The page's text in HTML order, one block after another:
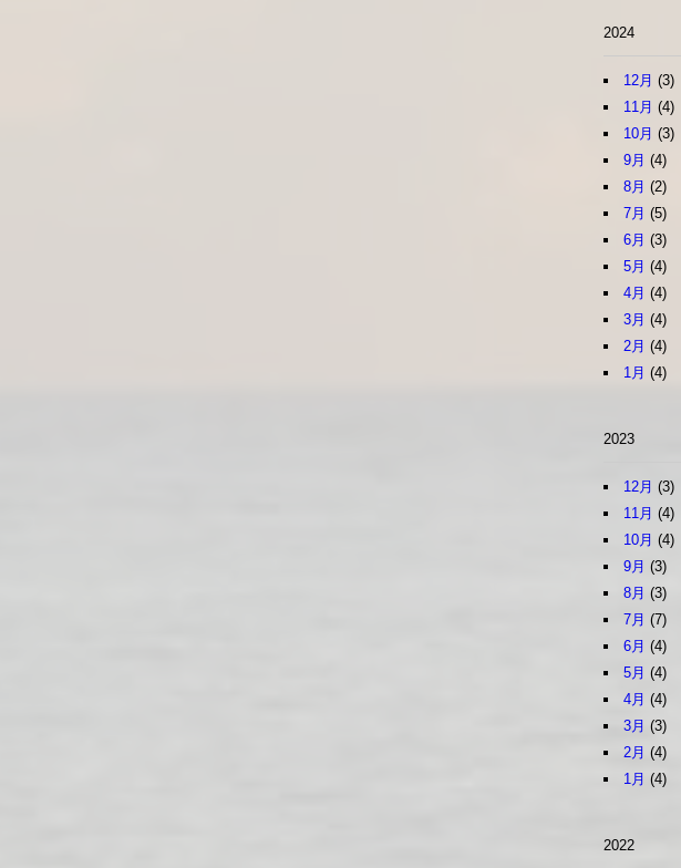
2024
12月 (3)
11月 (4)
10月 (3)
9月 (4)
8月 (2)
7月 (5)
6月 (3)
5月 (4)
4月 (4)
3月 (4)
2月 (4)
1月 (4)
2023
12月 (3)
11月 (4)
10月 (4)
9月 (3)
8月 (3)
7月 (7)
6月 (4)
5月 (4)
4月 (4)
3月 (3)
2月 (4)
1月 (4)
2022